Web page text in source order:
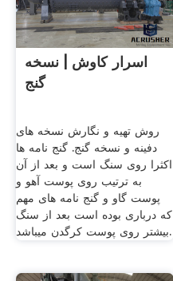
اسرار کاوش | نسخه
گنج
روش تهیه و نگارش نسخه های
دفینه و نسخه گنج. گنج نامه ها
اکثرا روی سنگ است و بعد از آن
به ترتیب روی پوست آهو و
پوست گاو و گنج نامه های مهم
که درباری بوده است بعد از سنگ
بیشتر روی پوست کرگدن میباشد.